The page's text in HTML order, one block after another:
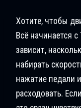
Хотите, чтобы
Всё начинается
зависит,
набирать
нажатие педали
расходовать.